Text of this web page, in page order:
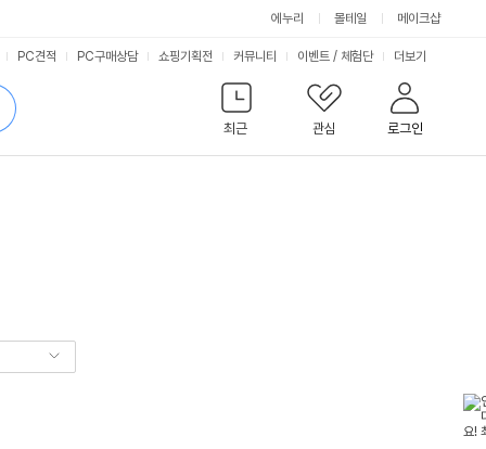
에누리 몰테일 메이크샵
최근
관심 로그인
PC견적 PC구매상담 쇼핑기획전 커뮤니티 이벤트 / 체험단 서
비
스
더보기